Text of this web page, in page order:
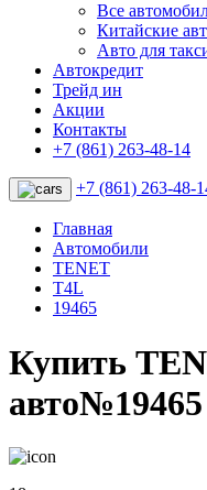
Все
Китайские
Авто для
Автокредит
Трейд ин
Акции
Контакты
+7 (861) 263-48-14
+7 (861) 263-48-
Главная
Автомобили
TENET
T4L
19465
Купить
авто№19465